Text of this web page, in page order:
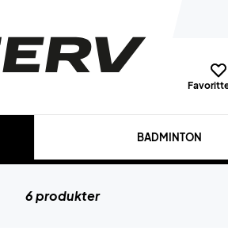
BADMINTON
6 produkter